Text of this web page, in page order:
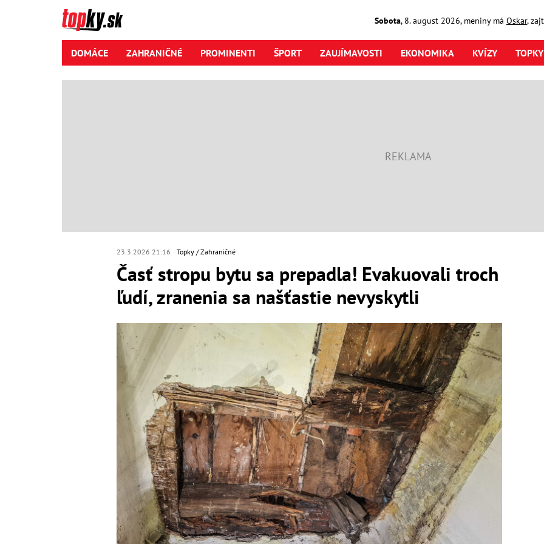
Sobota, 8. august2026, meniny má Oskar,
DOMÁCE ZAHRANIČNÉ PROMINENTI ŠPORT ZAUJÍMAVOSTI EKONOMIKA KVÍZY
23.3.2026 21:16 Topky Zahraničné
Časť stropu bytu sa prepadla! Evakuovali troch
ľudí, zranenia sa našťastie nevyskytli